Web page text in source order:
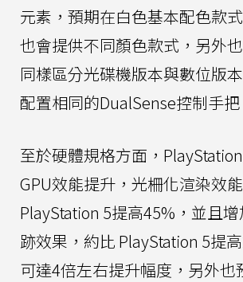
元素，預期在白色基本配色款
也會提供不同顏色款式，另外
同樣區分光碟機版本與數位版
配置相同的DualSense控制手把
至於硬體規格方面，
GPU效能提升，光柵化渲染效
PlayStation 5提高45%，並且
跡效果，約比 PlayStation 5提
可達4倍左右提升幅度，另外也